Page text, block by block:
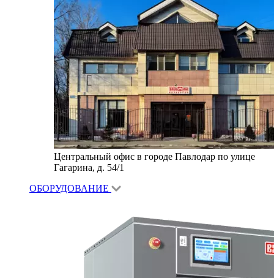
Центральный офис в городе Павлодар по улице
Гагарина, д. 54/1
ОБОРУДОВАНИЕ